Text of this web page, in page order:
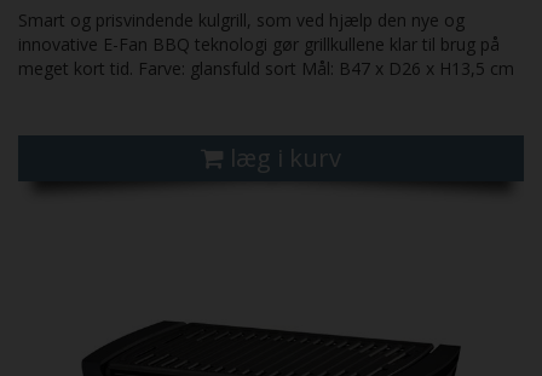
Smart og prisvindende kulgrill, som ved hjælp den nye og
innovative E-Fan BBQ teknologi gør grillkullene klar til brug på
meget kort tid. Farve: glansfuld sort Mål: B47 x D26 x H13,5 cm
læg i kurv